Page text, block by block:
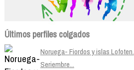
Últimos perfiles colgados
Noruega- Fiordos y islas Lofoten.
Seriembre...